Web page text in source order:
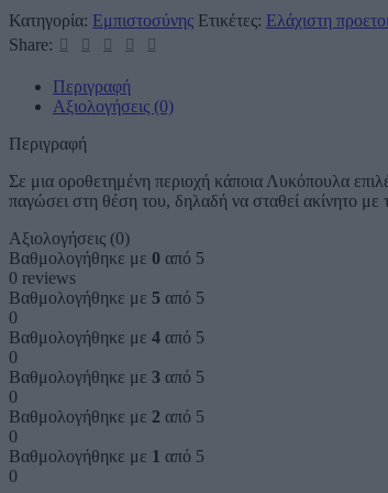
Κατηγορία: Εμπιστοσύνης Ετικέτες: Ελάχιστη
Share:
Περιγραφή
Αξιολογήσεις (0)
Περιγραφή
Σε μια οροθετημένη περιοχή κάποια Λυκόπουλα
παγώσει στη θέση του, δηλαδή να σταθεί ακίνητο με
Αξιολογήσεις (0)
Βαθμολογήθηκε με 0 από 5
0 reviews
Βαθμολογήθηκε με 5 από 5
0
Βαθμολογήθηκε με 4 από 5
0
Βαθμολογήθηκε με 3 από 5
0
Βαθμολογήθηκε με 2 από 5
0
Βαθμολογήθηκε με 1 από 5
0